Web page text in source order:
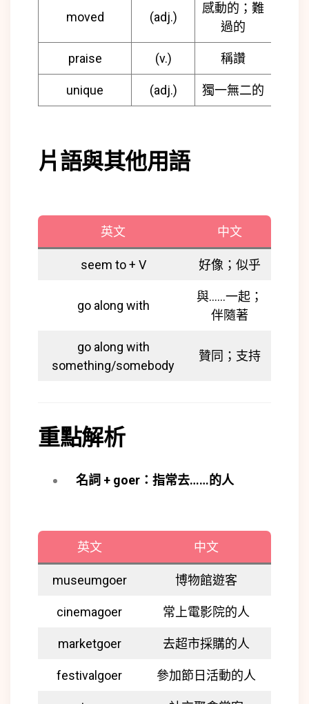
moved (adj.)
感動的；難
過的
praise (v.) 稱讚
unique (adj.) 獨一無二的
片語與其他用語
英文 中文
seem to + V 好像；似乎
go along with
與……一起；
伴隨著
go along with
something/somebody
贊同；支持
重點解析
名詞 + goer： 指常去……的人
英文 中文
museumgoer 博物館遊客
cinemagoer 常上電影院的人
marketgoer 去超市採購的人
festivalgoer 參加節日活動的人